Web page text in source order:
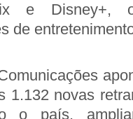
e Disney+,
de
1.132 novas
o país,